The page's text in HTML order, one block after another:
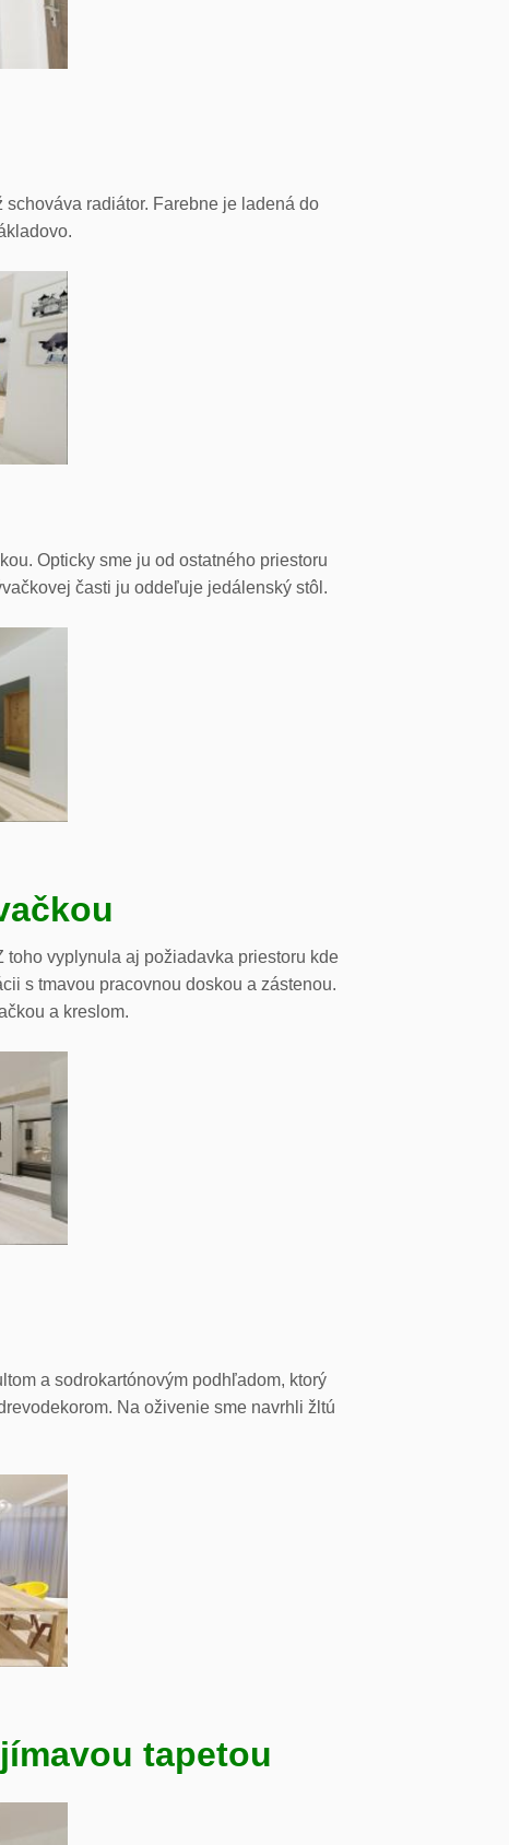
radiátor. Farebne je ladená do
Opticky sme ju od ostatného priestoru
časti ju oddeľuje jedálenský stôl.
vyplynula aj požiadavka priestoru kde
s tmavou pracovnou doskou a zástenou.
a kreslom.
a sodrokartónovým podhľadom, ktorý
Na oživenie sme navrhli žltú
tapetou